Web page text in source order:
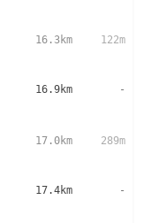
16.3km 122m
16.9km -
17.0km 289m
17.4km -